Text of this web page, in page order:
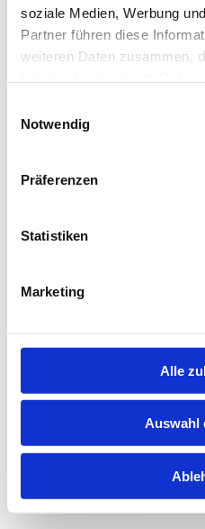
soziale Medien, Werbung
Partner führen diese
weiteren Daten zusammen,
Notwendig
Präferenzen
Statistiken
Marketing
Alle
Auswahl
loadingjobninja.com